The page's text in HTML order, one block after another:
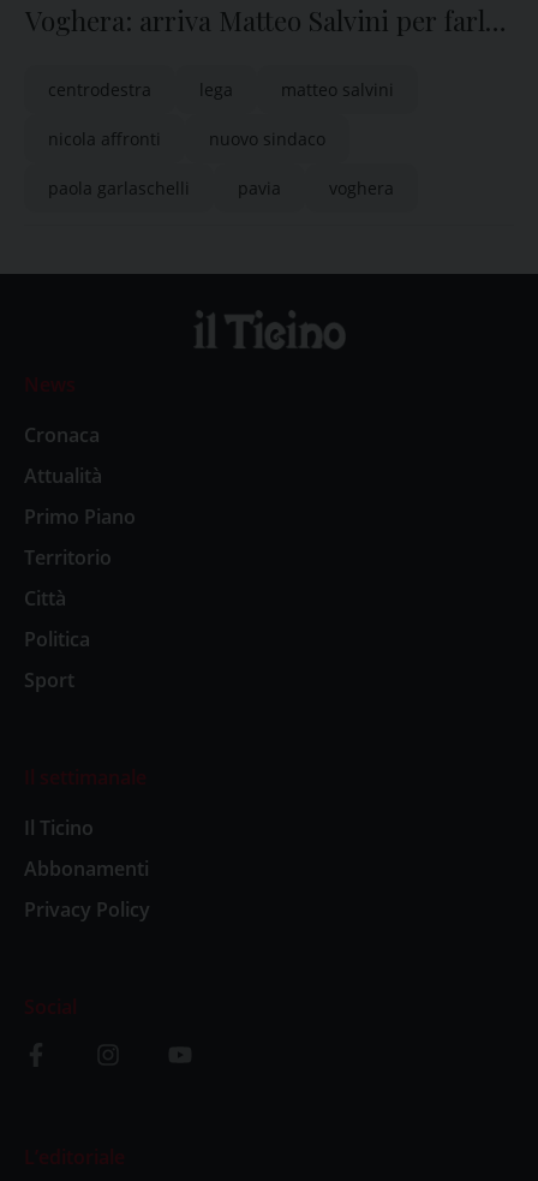
Voghera: arriva Matteo Salvini per farle i
centrodestra lega matteo salvini
nicola affronti nuovo sindaco
paola garlaschelli pavia voghera
News
Cronaca
Attualità
Primo Piano
Territorio
Città
Politica
Sport
Il settimanale
Il Ticino
Abbonamenti
Privacy Policy
Social
L’editoriale